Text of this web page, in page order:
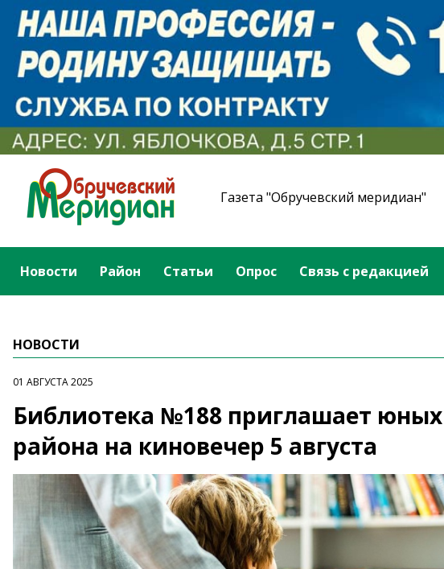
Газета "Обручевский меридиан"
Новости Район Статьи Опрос Связь с редакцией
НОВОСТИ
01 АВГУСТА 2025
Библиотека №188 приглашает
района на киновечер 5 августа